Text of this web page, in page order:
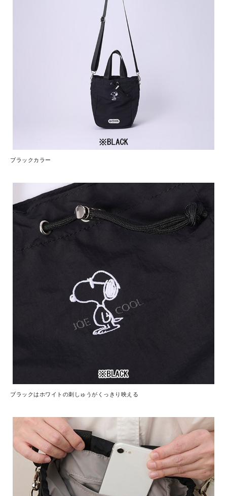
ブラックカラー
ブラックはホワイトの刺しゅうがくっきり映える